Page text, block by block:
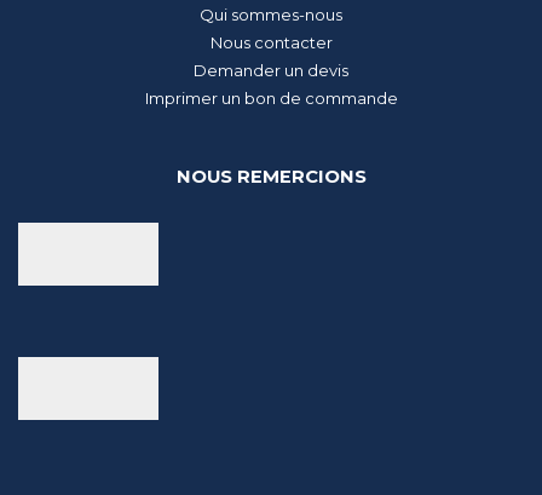
Qui sommes-nous
Nous contacter
Demander un devis
Imprimer un bon de commande
NOUS REMERCIONS